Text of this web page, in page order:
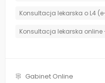
Konsultacja lekarska o L4
Konsultacja lekarska online
Gabinet Online